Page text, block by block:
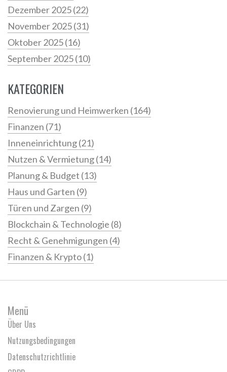
Dezember 2025(22)
November 2025(31)
Oktober 2025(16)
September 2025(10)
KATEGORIEN
Renovierung und Heimwerken (164)
Finanzen (71)
Inneneinrichtung(21)
Nutzen & Vermietung(14)
Planung & Budget (13)
Haus und Garten (9)
Türen und Zargen (9)
Blockchain & Technologie (8)
Recht & Genehmigungen (4)
Finanzen & Krypto(1)
Menü
Über Uns
Nutzungsbedingungen
Datenschutzrichtlinie